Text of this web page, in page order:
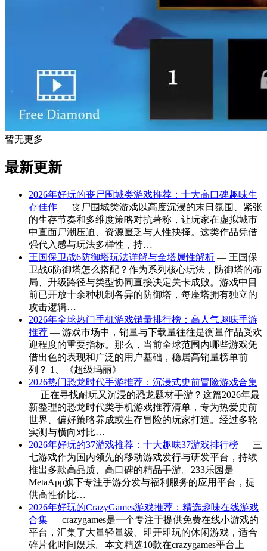
暂无更多
最新更新
2026年好玩的丧尸围城类游戏推荐：十大高口碑趣味生
存佳作 — 丧尸围城类游戏以高度沉浸的末日氛围、紧张
的生存节奏和多维度策略对抗著称，让玩家在虚拟城市
中直面尸潮压迫、资源匮乏与人性抉择。这类作品凭借
强代入感与玩法多样性，持…
王国保卫战6防御塔玩法详解与全塔属性解析 — 王国保
卫战6防御塔怎么搭配？作为系列核心玩法，防御塔的布
局、升级路径与类型协同直接决定关卡成败。游戏中目
前已开放十余种机制各异的防御塔，每座塔拥有独立的
攻击逻辑…
2026年全球热门手机游戏销量排行榜：高人气趣味手游
推荐 — 游戏市场中，销量与下载量往往是衡量作品受欢
迎程度的重要指标。那么，当前全球范围内哪些游戏凭
借出色的表现和广泛的用户基础，稳居高销量榜单前
列？ 1、《超级玛丽》
2026热门恐龙时代手游推荐：沉浸式史前冒险游戏合集
— 正在寻找耐玩又沉浸的恐龙题材手游？这篇2026年最
新整理的恐龙时代类手机游戏推荐清单，专为热爱史前
世界、偏好策略养成或生存冒险的玩家打造。经过多轮
实测与横向对比…
2026年好玩的37游戏推荐：十大趣味37游戏排行榜 — 三
七游戏作为国内领先的移动游戏发行与研发平台，持续
推出多款高品质、高口碑的精品手游。233乐园是
MetaApp旗下专注手游分发与福利服务的应用平台，提
供高性价比…
2026年好玩的CrazyGames游戏推荐：精选趣味在线游戏
合集 — crazygames是一个专注于提供免费在线小游戏的
平台，汇集了大量轻量级、即开即玩的休闲游戏，适合
碎片化时间娱乐。本文精选10款在crazygames平台上